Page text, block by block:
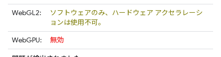
WebGL2:
ソフトウェアのみ、ハードウェア アクセラレーシ
ョンは使用不可。
WebGPU:
無効